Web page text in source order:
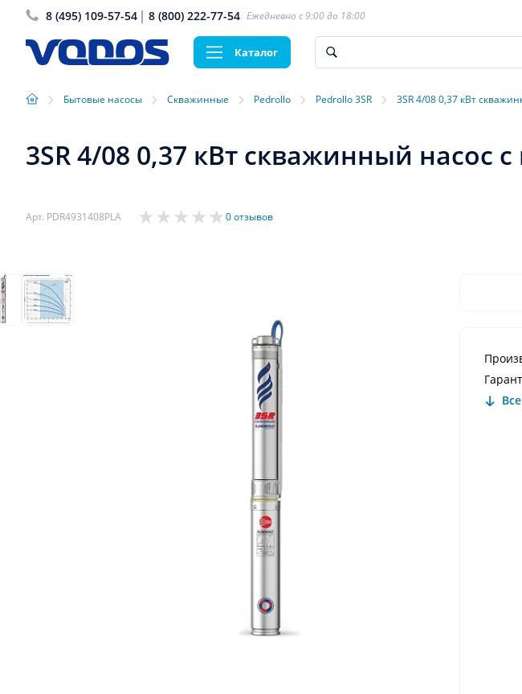
8 (495) 109-57-54 8 (800) 222-77-54 Ежедневно с 9:00 до 18:00
Каталог
› Бытовые насосы › Скважинные › Pedrollo › Pedrollo 3SR › 3SR 4/08 0,37 кВт
3SR 4/08 0,37 кВт скважинный насос с
Арт. PDR4931408PLA 0 отзывов